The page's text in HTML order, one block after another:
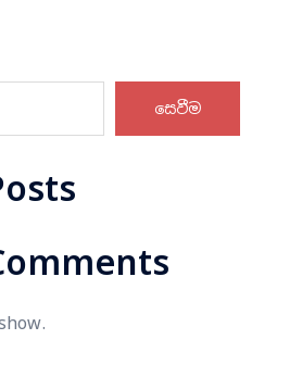
සෙවීම